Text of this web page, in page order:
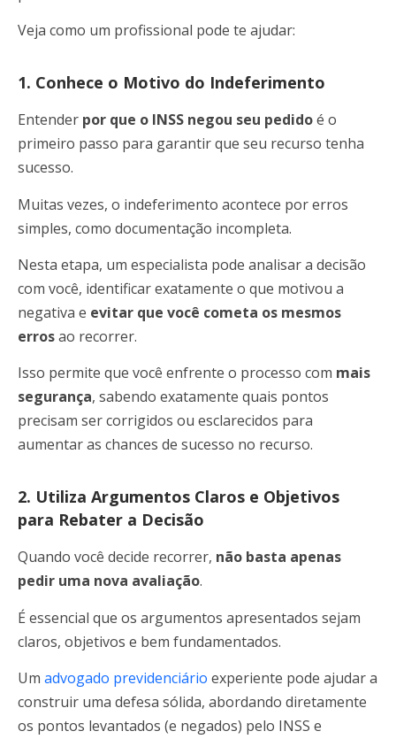
Veja como um profissional pode te ajudar:
1. Conhece o Motivo do Indeferimento
Entender por que o INSS negou seu pedidoé o
primeiro passo para garantir que seu recurso tenha
sucesso.
Muitas vezes, o indeferimento acontece por erros
simples, como documentação incompleta.
Nesta etapa, um especialista pode analisar a decisão
com você, identificar exatamente o que motivou a
negativa e evitar que você cometa os mesmos
errosao recorrer.
Isso permite que você enfrente o processo com mais
segurança, sabendo exatamente quais pontos
precisam ser corrigidos ou esclarecidos para
aumentar as chances de sucesso no recurso.
2. Utiliza Argumentos Claros e Objetivos
para Rebater a Decisão
Quando você decide recorrer, não basta apenas
pedir uma nova avaliação.
É essencial que os argumentos apresentados sejam
claros, objetivos e bem fundamentados.
Um advogado previdenciário experiente pode ajudar a
construir uma defesa sólida, abordando diretamente
os pontos levantados (e negados) pelo INSS e